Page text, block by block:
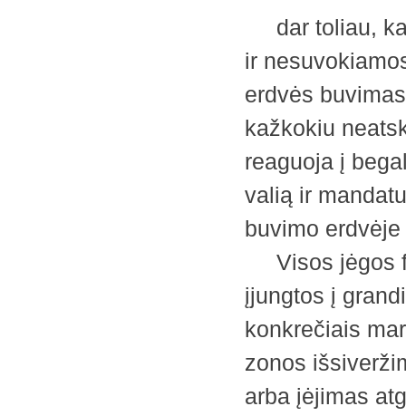
dar toliau,
ir
erdvės
kažkokiu
reaguoja į
valią ir
buvimo
Visos jėgos
įjungtos į
konkrečiais
zonos
arba įėjimas